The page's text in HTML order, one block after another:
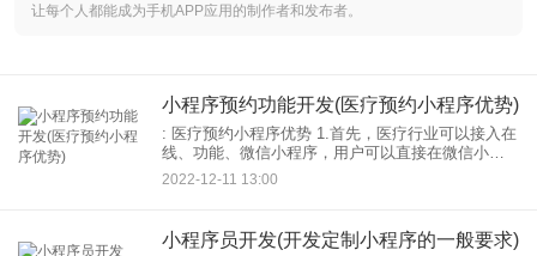
让每个人都能成为手机APP应用的制作者和发布者。
小程序预约功能开发(医疗预约小程序优势)
: 医疗预约小程序优势 1.首先，医疗行业可以接入在
线、功能、微信小程序，用户可以直接在微信小程
序排队挂号，无需再次挂号。这样用户方便了，医
院也有序多了。 2.其次是医疗行业微信小程序。可
2022-12-11 13:00
小程序员开发(开发定制小程序的一般要求)